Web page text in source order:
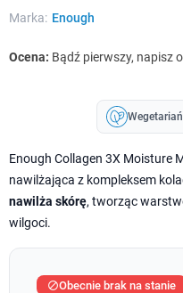
Marka: Enough
Ocena: Bądź pierwszy, napisz
Enough Collagen 3X Moisture
nawilżająca z kompleksem
nawilża skórę, tworząc
wilgoci.
Obecnie brak na stanie